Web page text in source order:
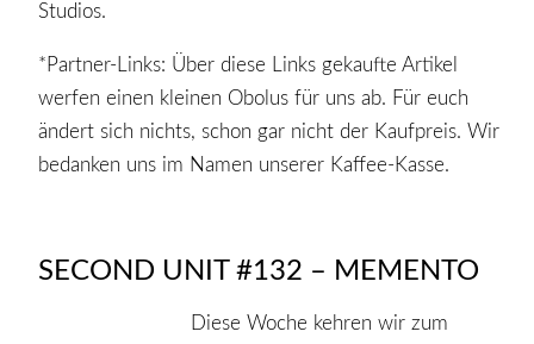
Studios.
*Partner-Links: Über diese Links gekaufte Artikel
werfen einen kleinen Obolus für uns ab. Für euch
ändert sich nichts, schon gar nicht der Kaufpreis. Wir
bedanken uns im Namen unserer Kaffee-Kasse.
SECOND UNIT #132 – MEMENTO
Diese Woche kehren wir zum